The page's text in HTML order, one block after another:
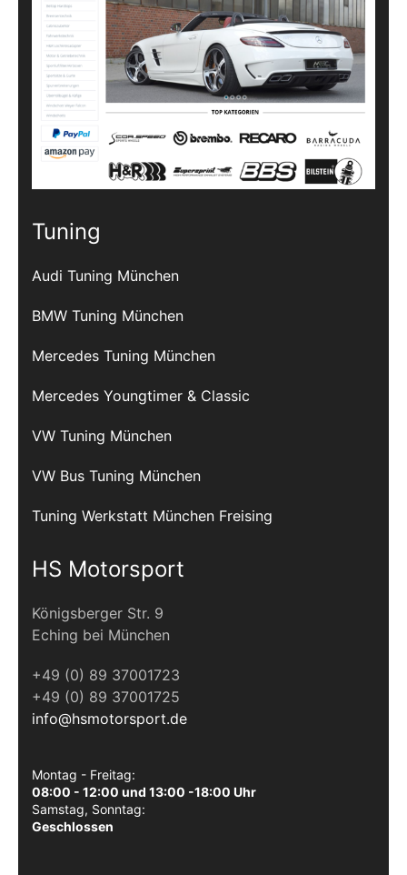
Tuning
Audi Tuning München
BMW Tuning München
Mercedes Tuning München
Mercedes Youngtimer & Classic
VW Tuning München
VW Bus Tuning München
Tuning Werkstatt München Freising
HS Motorsport
Königsberger Str. 9
Eching bei München
+49 (0) 89 37001723
+49 (0) 89 37001725
info@hsmotorsport.de
Montag - Freitag:
08:00 - 12:00 und 13:00 -18:00 Uhr
Samstag, Sonntag:
Geschlossen